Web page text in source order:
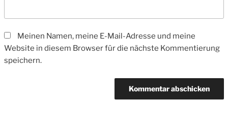
Meinen Namen, meine E-Mail-Adresse und meine
Website in diesem Browser für die nächste Kommentierung
speichern.